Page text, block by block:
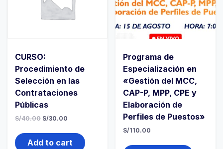
CURSO:
Procedimiento de
Selección en las
Contrataciones
Públicas
S/40.00 S/30.00
Add to cart
Programa de
Especialización en
«Gestión del MCC,
CAP-P, MPP, CPE y
Elaboración de
Perfiles de Puestos»
S/110.00